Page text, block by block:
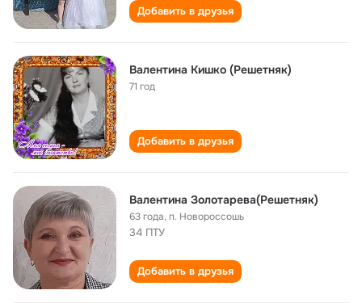
Добавить в друзья
Валентина Кишко (Решетняк)
71 год
Добавить в друзья
Валентина Золотарева(Решетняк)
63 года,п. Новороссошь
34 ПТУ
Добавить в друзья